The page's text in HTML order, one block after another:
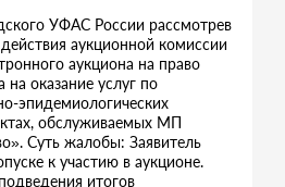
УФАС России рассмотрев
аукционной комиссии
аукциона на право
на оказание услуг по
эпидемиологических
обслуживаемых МП
Суть жалобы: Заявитель
к участию в аукционе.
итогов